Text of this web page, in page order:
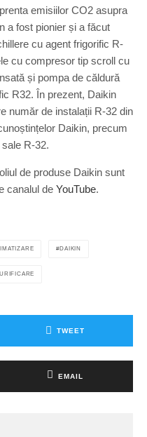
emisiilor CO2 asupra
a fost pionier și a făcut
cu agent frigorific R-
cu compresor tip scroll cu
și pompa de căldură
R32. În prezent, Daikin
număr de instalații R-32 din
Daikin, precum
R-32.
de produse Daikin sunt
canalul de YouTube.
DAIKIN
TWEET
EMAIL